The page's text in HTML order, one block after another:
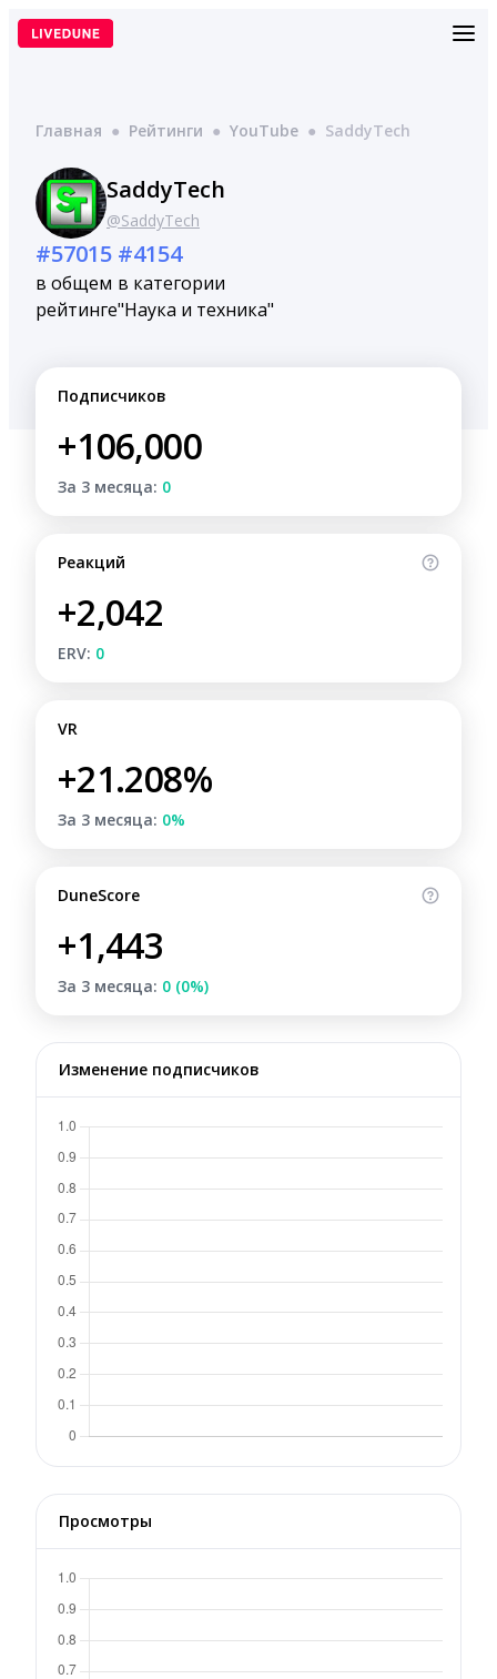
Перейти
Главная ● Рейтинги ● YouTube ● SaddyTech
SaddyTech
@SaddyTech
#57015
в общем
рейтинге
#4154
в категории
"Наука и техника"
Подписчиков
+106,000
За 3 месяца: 0
Реакций
+2,042
ERV: 0
VR
+21.208%
За 3 месяца: 0%
DuneScore
+1,443
За 3 месяца: 0 (0%)
Изменение подписчиков
Просмотры